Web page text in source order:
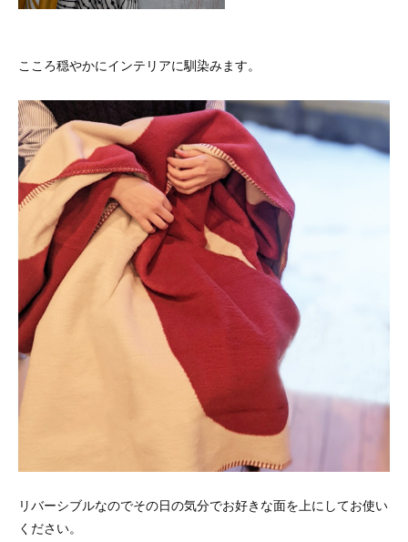
こころ穏やかにインテリアに馴染みます。
リバーシブルなのでその日の気分でお好きな面を上にしてお使い
ください。